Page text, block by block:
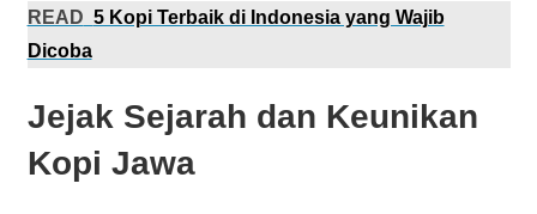
READ 5 Kopi Terbaik di Indonesia yang Wajib
Dicoba
Jejak Sejarah dan Keunikan
Kopi Jawa